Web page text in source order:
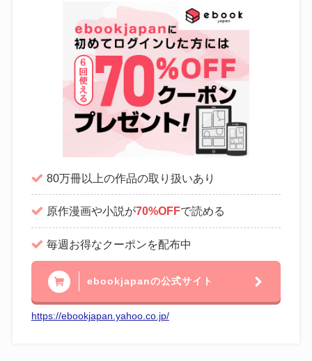
80万冊以上の作品の取り扱いあり
原作漫画や小説が70%OFFで読める
毎週お得なクーポンを配布中
ebookjapanの公式サイト
https://ebookjapan.yahoo.co.jp/